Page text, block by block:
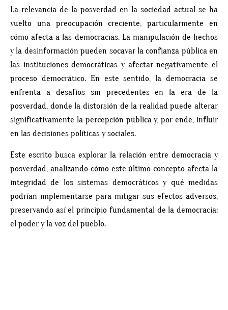
La relevancia de la posverdad en la sociedad actual se ha
vuelto una preocupación creciente, particularmente en
cómo afecta a las democracias. La manipulación de hechos
y la desinformación pueden socavar la confianza pública en
las instituciones democráticas y afectar negativamente el
proceso democrático. En este sentido, la democracia se
enfrenta a desafíos sin precedentes en la era de la
posverdad, donde la distorsión de la realidad puede alterar
significativamente la percepción pública y, por ende, influir
en las decisiones políticas y sociales.
Este escrito busca explorar la relación entre democracia y
posverdad, analizando cómo este último concepto afecta la
integridad de los sistemas democráticos y qué medidas
podrían implementarse para mitigar sus efectos adversos,
preservando así el principio fundamental de la democracia:
el poder y la voz del pueblo.